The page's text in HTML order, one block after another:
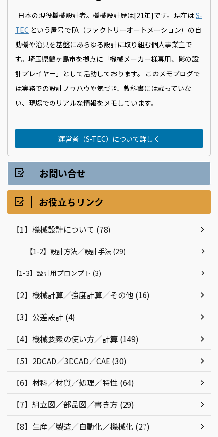
日本の現役機械設計者。機械設計歴は[21年]です。現在はS-
TEC という屋号でFA（ファクトリーオートメーション）の自
動機や治具を基盤にあらゆる設計に取り組む個人事業主で
す。埼玉県鶴ヶ島市を拠点に「機械メーカー様専用、影の設
計プレイヤー」として活動しております。 このメモブログで
は実務での設計ノウハウや気づき、教科書には載っていな
い、現場でのリアルな情報をメモしています。
運営者（S-TEC）について詳しく
お問い合せ
お役立ちリンク
【1】機械設計について (78)
【1-2】設計方法／設計手法 (29)
【1-3】設計用プロンプト (3)
【2】機械計算／強度計算／その他 (16)
【3】公差設計 (4)
【4】機械要素の使い方／計算 (149)
【5】2DCAD／3DCAD／CAE (30)
【6】材料／材質／処理／特性 (64)
【7】組立図／部品図／書き方 (29)
【8】生産／製造／自動化／機械化 (27)